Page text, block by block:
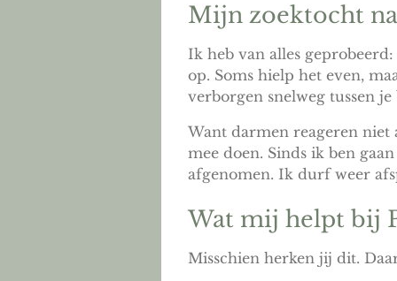
Mijn zoektocht
Ik heb van alles
op. Soms hielp het even,
verborgen snelweg tussen
Want darmen reageren niet
mee doen. Sinds ik ben
afgenomen. Ik durf weer
Wat mij helpt bij
Misschien herken jij dit.